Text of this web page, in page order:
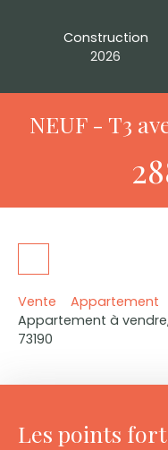
Construction
2026
NEUF - T3
Vente Appartement
Appartement à
73190
Les points